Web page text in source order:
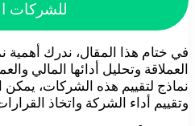
للشركات
العملاقة وتحليل أدائها المالي
نماذج لتقييم هذه الشركات، يمكن
وتقييم أداء الشركة واتخاذ